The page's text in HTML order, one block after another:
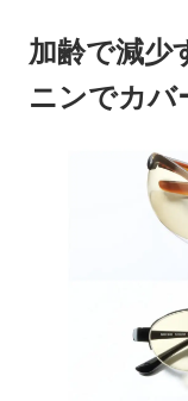
加齢で減少
ニンでカバ